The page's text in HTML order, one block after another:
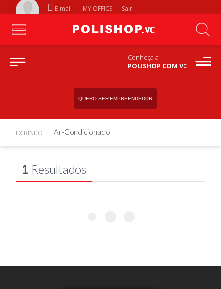
E-mail MY OFFICE Sair
Conheça a
POLISHOP COM VC
QUERO SER EMPREENDEDOR
EXIBINDO Ar-Condicionado
1 Resultados